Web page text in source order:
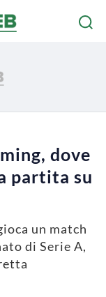
dove
partita su
un match
di Serie A,